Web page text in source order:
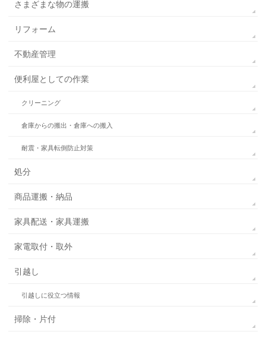
さまざまな物の運搬
リフォーム
不動産管理
便利屋としての作業
クリーニング
倉庫からの搬出・倉庫への搬入
耐震・家具転倒防止対策
処分
商品運搬・納品
家具配送・家具運搬
家電取付・取外
引越し
引越しに役立つ情報
掃除・片付